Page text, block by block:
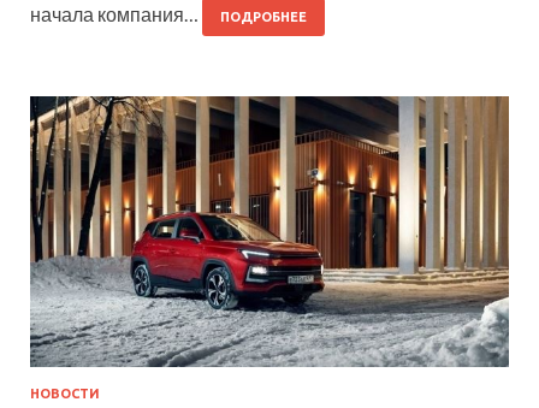
начала компания…
ПОДРОБНЕЕ
НОВОСТИ